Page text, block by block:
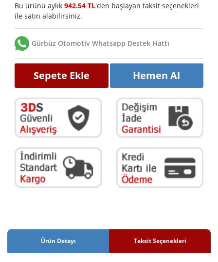
Bu ürünü aylık 942.54 TL'den başlayan taksit seçenekleri
ile satın alabilirsiniz.
Gürbüz Otomotiv Whatsapp Destek Hattı
Sepete Ekle Hemen Al
Ürün Detayı Taksit Seçenekleri